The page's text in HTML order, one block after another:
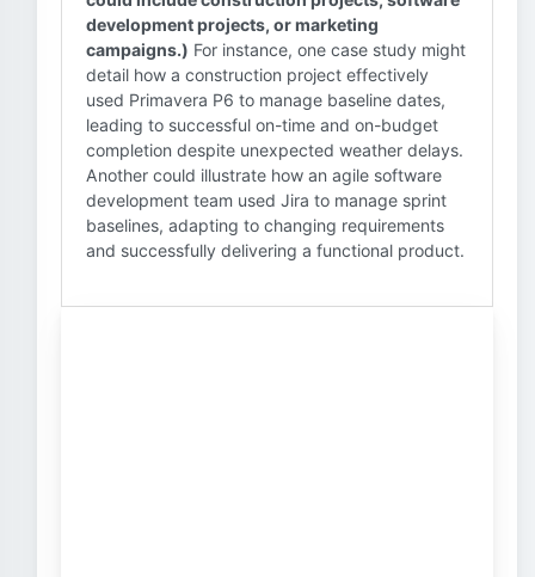
development projects, or marketing
campaigns.) For instance, one case study might
detail how a construction project effectively
used Primavera P6 to manage baseline dates,
leading to successful on-time and on-budget
completion despite unexpected weather delays.
Another could illustrate how an agile software
development team used Jira to manage sprint
baselines, adapting to changing requirements
and successfully delivering a functional product.